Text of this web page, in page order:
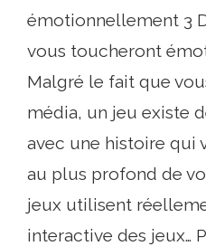
émotionnellement 3
vous toucheront
Malgré le fait que
média, un jeu existe
avec une histoire qui
au plus profond de
jeux utilisent
interactive des jeux…